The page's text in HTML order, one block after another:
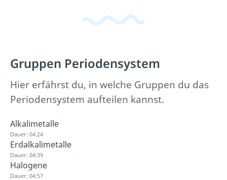
Gruppen Periodensystem
Hier erfährst du, in welche Gruppen du das
Periodensystem aufteilen kannst.
Alkalimetalle
Dauer: 04:24
Erdalkalimetalle
Dauer: 04:39
Halogene
Dauer: 04:57